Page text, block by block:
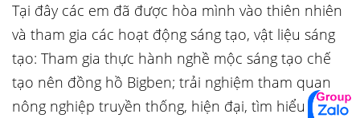
Tại đây các em đã được hòa mình vào thiên nhiên
và tham gia các hoạt động sáng tạo, vật liệu sáng
tạo: Tham gia thực hành nghề mộc sáng tạo chế
tạo nên đồng hồ Bigben; trải nghiệm tham quan
nông nghiệp truyền thống, hiện đại, tìm hiểu và lập